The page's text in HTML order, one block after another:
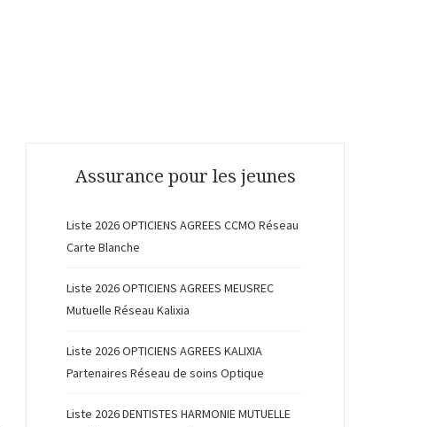
Assurance pour les jeunes
Liste 2026 OPTICIENS AGREES CCMO Réseau
Carte Blanche
Liste 2026 OPTICIENS AGREES MEUSREC
Mutuelle Réseau Kalixia
Liste 2026 OPTICIENS AGREES KALIXIA
Partenaires Réseau de soins Optique
Liste 2026 DENTISTES HARMONIE MUTUELLE